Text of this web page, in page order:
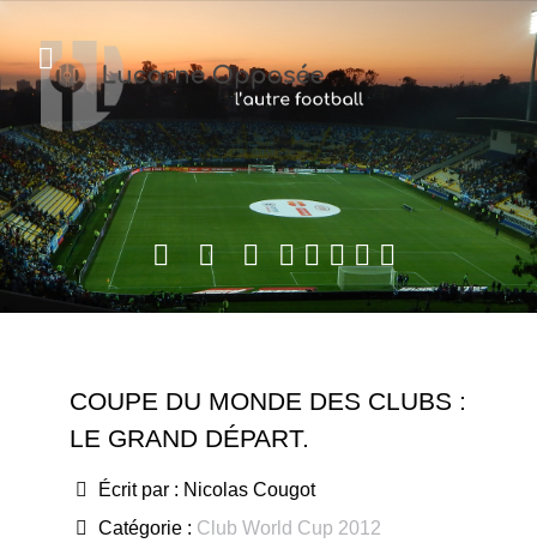
COUPE DU MONDE DES CLUBS :
LE GRAND DÉPART.
Écrit par : Nicolas Cougot
Catégorie : Club World Cup 2012